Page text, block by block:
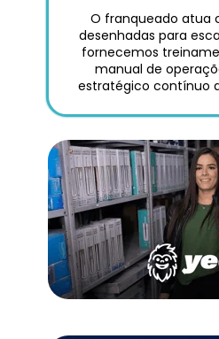
desenhadas para
fornecemos
manual de
estratégico contínuo